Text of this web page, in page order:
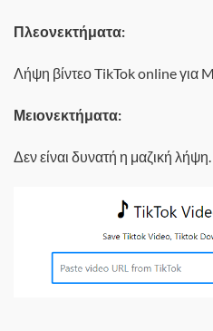
Πλεονεκτήματα:
Λήψη βίντεο TikTok online για
Μειονεκτήματα:
Δεν είναι δυνατή η μαζική λήψη.